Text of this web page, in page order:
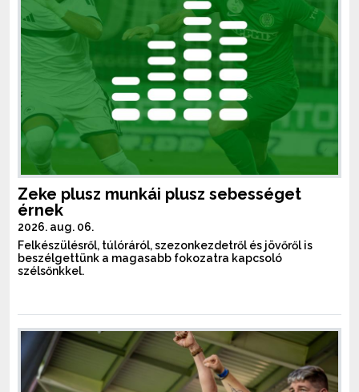
Zeke plusz munkái plusz sebességet
érnek
2026. aug. 06.
Felkészülésről, túlóráról, szezonkezdetről és jövőről is
beszélgettünk a magasabb fokozatra kapcsoló
szélsőnkkel.